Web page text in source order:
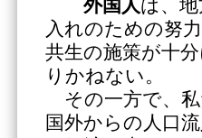
外国人は、
入れのための努
共生の施策が十
りかねない。
その一方で、私
国外からの人口